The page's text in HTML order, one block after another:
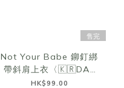
售完
Not Your Babe 鉚釘綁
帶斜肩上衣〈🇰🇷DAY
1〉
HK$99.00